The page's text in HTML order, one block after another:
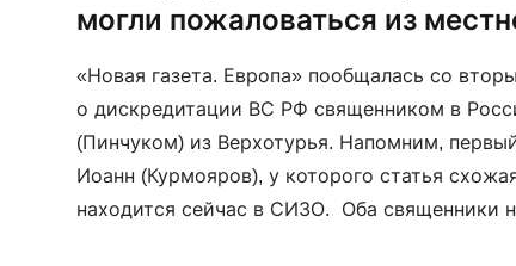
могли пожаловаться из
«Новая газета. Европа» пообщалась со
о дискредитации ВС РФ священником в
(Пинчуком) из Верхотурья. Напомним,
Иоанн (Курмояров), у которого статья
находится сейчас в СИЗО. Оба священники